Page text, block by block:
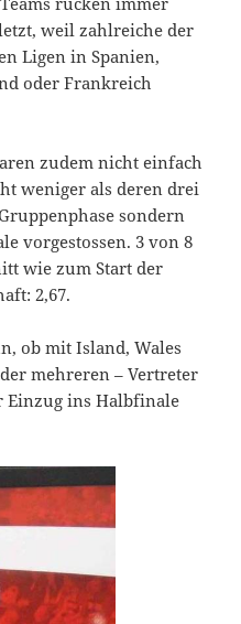
weil zahlreiche der
Ligen in Spanien,
oder Frankreich
zudem nicht einfach
weniger als deren drei
sondern
vorgestossen. 3 von 8
wie zum Start der
2,67.
ob mit Island, Wales
mehreren – Vertreter
Einzug ins Halbfinale